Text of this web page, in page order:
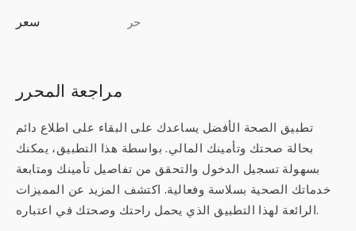
سعر حر
مراجعة المحرر
تطبيق الصحة الأفضل يساعدك على البقاء على اطلاع دائم
بحالة صحتك وتأمينك المالي. بواسطة هذا التطبيق، يمكنك
بسهولة تسجيل الدخول والتحقق من تفاصيل تأمينك ومتابعة
خدماتك الصحية بسلاسة وفعالية. اكتشف المزيد عن المميزات
الرائعة لهذا التطبيق الذي يحمل راحتك وصحتك في اعتباره.